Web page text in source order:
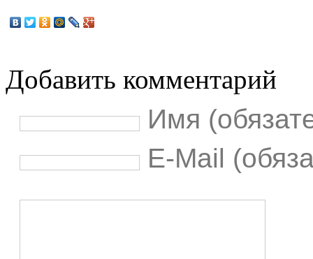
Добавить комментарий
Имя
E-Mail